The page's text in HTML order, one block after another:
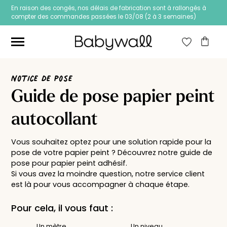
En raison des congés, nos délais de fabrication sont à rallongés à
compter des commandes passées le 03/08 (2 à 3 semaines)
Papier peint Fleurs
Notice de pose
Guide de pose papier peint
autocollant
Vous souhaitez optez pour une solution rapide pour la
pose de votre papier peint ? Découvrez notre guide de
pose pour papier peint adhésif.
Si vous avez la moindre question, notre service client
est là pour vous accompagner à chaque étape.
Pour cela, il vous faut :